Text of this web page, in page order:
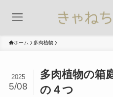
ホーム 多肉植物
多肉植物の箱
の４つ
2025
5/08